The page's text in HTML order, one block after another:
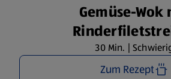
Gemüse-Wok
30 Min. |
Zum Rezept